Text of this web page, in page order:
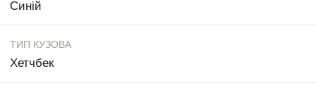
Синій
ТИП КУЗОВА
Хетчбек